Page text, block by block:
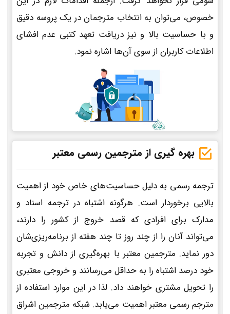
خصوص، می‌توان به انتخاب مترجمان در یک پروسه دقیق
و با حساسیت بالا و نیز دریافت تعهد کتبی عدم افشای
اطلاعات کاربران از سوی آن‌ها اشاره نمود.
بهره گیری از مترجمین رسمی معتبر
ترجمه رسمی به دلیل حساسیت‌های خاص خود از اهمیت
بالایی برخوردار است. هرگونه اشتباه در ترجمه اسناد و
مدارک برای افرادی که قصد خروج از کشور را دارند،
می‌تواند آنان را از چند روز تا چند هفته از برنامه‌ریزی‌شان
دور نماید. مترجمین معتبر با بهره‌گیری از دانش و تجربه
خود درصد اشتباه را به حداقل می‌رسانند و خروجی معتبری
را تحویل مشتری خواهند داد. لذا در این موارد استفاده از
مترجم رسمی معتبر اهمیت می‌یابد. شبکه مترجمین اشراق